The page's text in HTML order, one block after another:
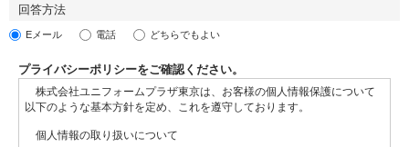
回答方法
Eメール 電話 どちらでもよい
プライバシーポリシーをご確認ください。